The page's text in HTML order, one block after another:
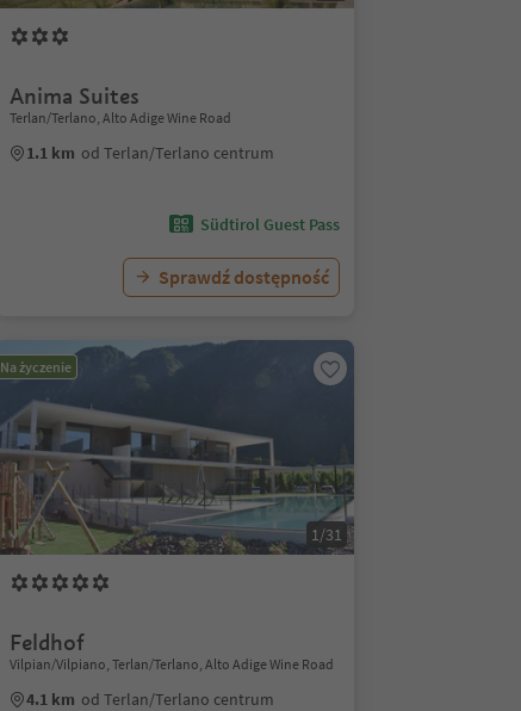
Anima Suites
Terlan/Terlano, Alto Adige Wine Road
1.1 km od Terlan/Terlano centrum
Südtirol Guest Pass
Sprawdź dostępność
Na życzenie
1/31
Feldhof
Vilpian/Vilpiano, Terlan/Terlano, Alto Adige Wine Road
4.1 km od Terlan/Terlano centrum